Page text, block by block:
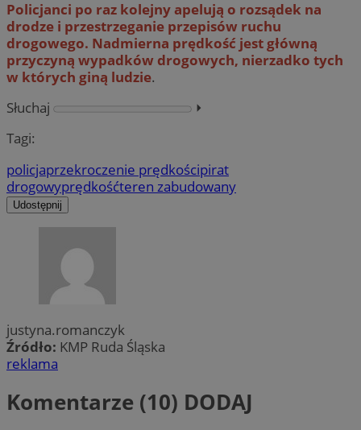
Policjanci po raz kolejny apelują o rozsądek na
drodze i przestrzeganie przepisów ruchu
drogowego. Nadmierna prędkość jest główną
przyczyną wypadków drogowych, nierzadko tych
w których giną ludzie.
Słuchaj
⏵︎
Tagi:
policjaprzekroczenie prędkościpirat
drogowyprędkośćteren zabudowany
Udostępnij
justyna.romanczyk
Źródło: KMP Ruda Śląska
reklama
Komentarze (10) DODAJ